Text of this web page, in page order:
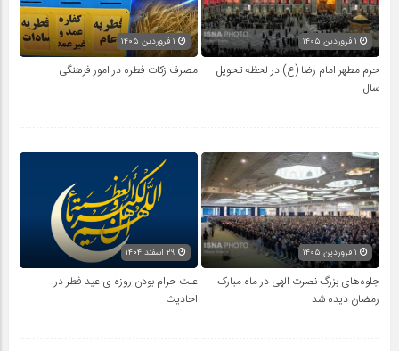
حرم مطهر امام رضا (ع) در لحظه تحویل
سال
مصرف زکات فطره در امور فرهنگی
جلوه‌های بزرگ نصرت الهی در ماه مبارک
رمضان دیده شد
علت حرام بودن روزه ی عید فطر در
احادیث